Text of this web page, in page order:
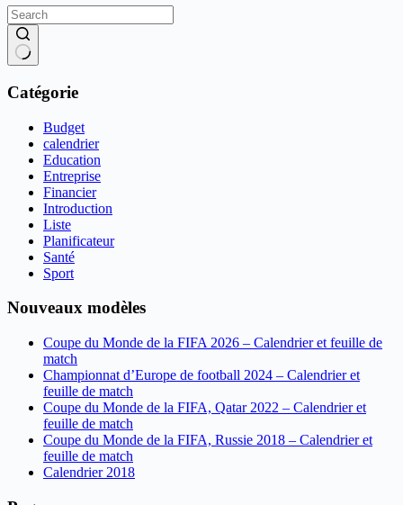
results
Catégorie
Budget
calendrier
Education
Entreprise
Financier
Introduction
Liste
Planificateur
Santé
Sport
Nouveaux modèles
Coupe du Monde de la FIFA 2026 – Calendrier et feuille de
match
Championnat d’Europe de football 2024 – Calendrier et
feuille de match
Coupe du Monde de la FIFA, Qatar 2022 – Calendrier et
feuille de match
Coupe du Monde de la FIFA, Russie 2018 – Calendrier et
feuille de match
Calendrier 2018